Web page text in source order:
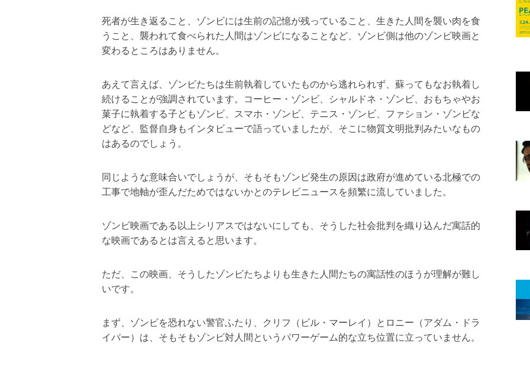
死者が生き返ること、ゾンビには生前の記憶が残っていること、生きた人間を襲い肉を食
うこと、襲われて食べられた人間はゾンビになることなど、ゾンビ側は他のゾンビ映画と
変わるところはありません。
あえて言えば、ゾンビたちは生前執着していたものから逃れられず、蘇ってもなお執着し
続けることが強調されています。コーヒー・ゾンビ、シャルドネ・ゾンビ、おもちゃやお
菓子に執着する子どもゾンビ、スマホ・ゾンビ、テニス・ゾンビ、ファション・ゾンビな
どなど、監督自身もインタビューで語っていましたが、そこに物質文明批判みたいなもの
はあるのでしょう。
同じような意味合いでしょうが、そもそもゾンビ発生の原因は政府が進めている北極での
工事で地軸が歪んだためではないかとのテレビニュースを頻繁に流していました。
ゾンビ映画である以上シリアスではないにしても、そうした社会批判を織り込んだ寓話的
な映画であるとは言えると思います。
ただ、この映画、そうしたゾンビたちよりも生きた人間たちの寓話性のほうが理解が難し
いです。
まず、ゾンビを恐れない警官ふたり、クリフ（ビル・マーレイ）とロニー（アダム・ドラ
イバー）は、そもそもゾンビ対人間というパワーゲーム的な立ち位置に立っていません。